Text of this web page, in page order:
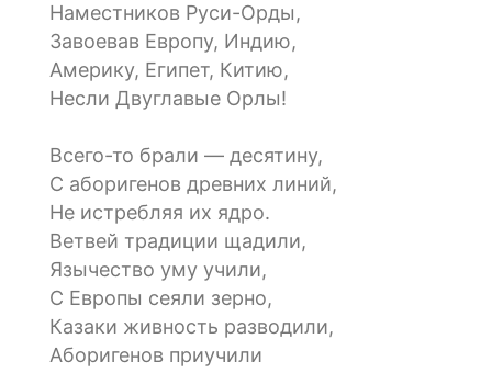
Наместников Руси-Орды,
Завоевав Европу, Индию,
Америку, Египет, Китию,
Несли Двуглавые Орлы!
Всего-то брали — десятину,
С аборигенов древних линий,
Не истребляя их ядро.
Ветвей традиции щадили,
Язычество уму учили,
С Европы сеяли зерно,
Казаки живность разводили,
Аборигенов приучили